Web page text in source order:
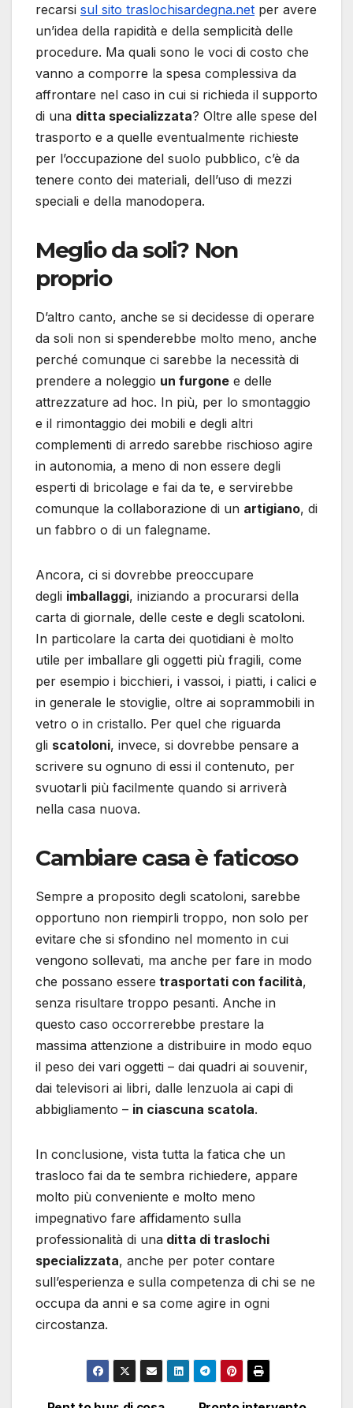
recarsi sul sito traslochisardegna.net per avere
un’idea della rapidità e della semplicità delle
procedure. Ma quali sono le voci di costo che
vanno a comporre la spesa complessiva da
affrontare nel caso in cui si richieda il supporto
di una ditta specializzata? Oltre alle spese del
trasporto e a quelle eventualmente richieste
per l’occupazione del suolo pubblico, c’è da
tenere conto dei materiali, dell’uso di mezzi
speciali e della manodopera.
Meglio da soli? Non
proprio
D’altro canto, anche se si decidesse di operare
da soli non si spenderebbe molto meno, anche
perché comunque ci sarebbe la necessità di
prendere a noleggio un furgone e delle
attrezzature ad hoc. In più, per lo smontaggio
e il rimontaggio dei mobili e degli altri
complementi di arredo sarebbe rischioso agire
in autonomia, a meno di non essere degli
esperti di bricolage e fai da te, e servirebbe
comunque la collaborazione di un artigiano, di
un fabbro o di un falegname.
Ancora, ci si dovrebbe preoccupare
degli imballaggi, iniziando a procurarsi della
carta di giornale, delle ceste e degli scatoloni.
In particolare la carta dei quotidiani è molto
utile per imballare gli oggetti più fragili, come
per esempio i bicchieri, i vassoi, i piatti, i calici e
in generale le stoviglie, oltre ai soprammobili in
vetro o in cristallo. Per quel che riguarda
gli scatoloni, invece, si dovrebbe pensare a
scrivere su ognuno di essi il contenuto, per
svuotarli più facilmente quando si arriverà
nella casa nuova.
Cambiare casa è faticoso
Sempre a proposito degli scatoloni, sarebbe
opportuno non riempirli troppo, non solo per
evitare che si sfondino nel momento in cui
vengono sollevati, ma anche per fare in modo
che possano essere trasportati con facilità,
senza risultare troppo pesanti. Anche in
questo caso occorrerebbe prestare la
massima attenzione a distribuire in modo equo
il peso dei vari oggetti – dai quadri ai souvenir,
dai televisori ai libri, dalle lenzuola ai capi di
abbigliamento – in ciascuna scatola.
In conclusione, vista tutta la fatica che un
trasloco fai da te sembra richiedere, appare
molto più conveniente e molto meno
impegnativo fare affidamento sulla
professionalità di una ditta di traslochi
specializzata, anche per poter contare
sull’esperienza e sulla competenza di chi se ne
occupa da anni e sa come agire in ogni
circostanza.